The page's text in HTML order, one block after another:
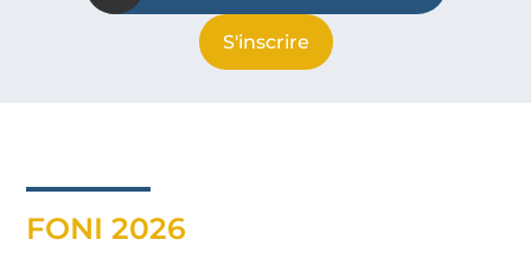
S'inscrire
FONI 2026